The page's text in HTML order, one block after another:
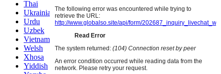
Thai
Ukrainian
Urdu
Uzbek
Vietnamese
Welsh
Xhosa
Yiddish